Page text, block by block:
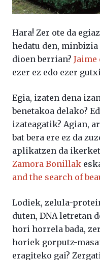
Hara! Zer ote da
hedatu den,
dioen berrian? Jaime
ezer ez edo ezer
Egia, izaten dena
benetakoa delako?
izateagatik? Agian,
bat bera ere ez da
aplikatzen da
Zamora Bonillak
and the search of
Lodiek, zelula-
duten, DNA letretan
hori horrela bada,
horiek gorputz-
eragiteko gai?